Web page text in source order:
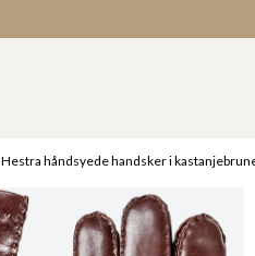
Hestra håndsyede handsker i